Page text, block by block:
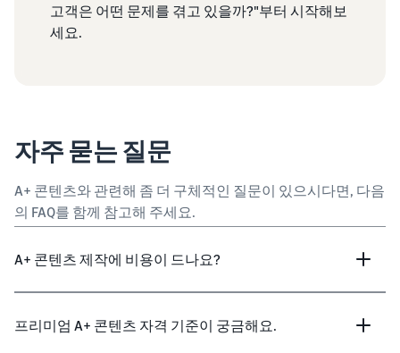
고객은 어떤 문제를 겪고 있을까?"부터 시작해보
세요.
자주 묻는 질문
A+ 콘텐츠와 관련해 좀 더 구체적인 질문이 있으시다면, 다음
의 FAQ를 함께 참고해 주세요.
A+ 콘텐츠 제작에 비용이 드나요?
프리미엄 A+ 콘텐츠 자격 기준이 궁금해요.